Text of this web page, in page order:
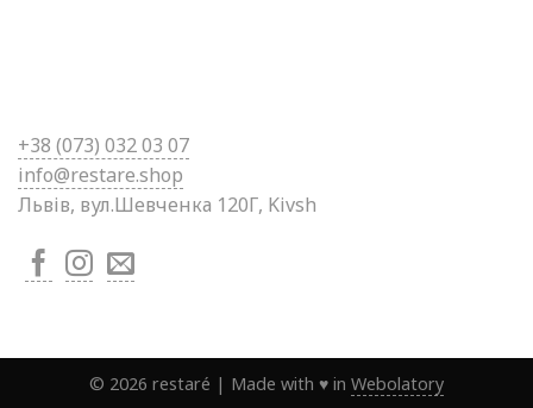
+38 (073) 032 03 07
info@restare.shop
Львів, вул.Шевченка 120Г, Kivsh
© 2026 restaré | Made with ♥ in Webolatory